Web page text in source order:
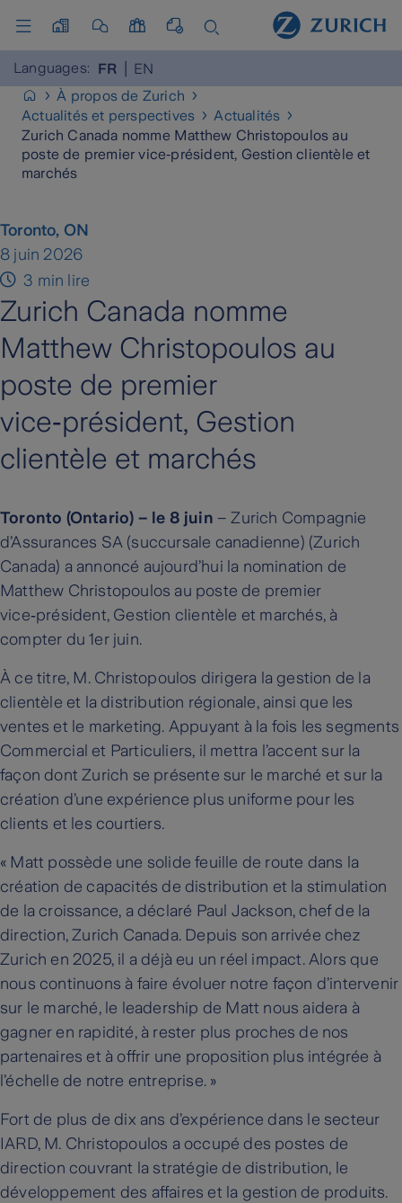
Languages: FR
EN
À propos de Zurich
Actualités et perspectives
Actualités
Zurich Canada nomme Matthew Christopoulos au
poste de premier vice‑président, Gestion clientèle et
marchés
Toronto, ON
8 juin 2026
3 min lire
Zurich Canada nomme
Matthew Christopoulos au
poste de premier
vice‑président, Gestion
clientèle et marchés
Toronto (Ontario) – le 8 juin – Zurich Compagnie
d’Assurances SA (succursale canadienne) (Zurich
Canada) a annoncé aujourd’hui la nomination de
Matthew Christopoulos au poste de premier
vice‑président, Gestion clientèle et marchés, à
compter du 1er juin.
À ce titre, M. Christopoulos dirigera la gestion de la
clientèle et la distribution régionale, ainsi que les
ventes et le marketing. Appuyant à la fois les segments
Commercial et Particuliers, il mettra l’accent sur la
façon dont Zurich se présente sur le marché et sur la
création d’une expérience plus uniforme pour les
clients et les courtiers.
« Matt possède une solide feuille de route dans la
création de capacités de distribution et la stimulation
de la croissance, a déclaré Paul Jackson, chef de la
direction, Zurich Canada. Depuis son arrivée chez
Zurich en 2025, il a déjà eu un réel impact. Alors que
nous continuons à faire évoluer notre façon d’intervenir
sur le marché, le leadership de Matt nous aidera à
gagner en rapidité, à rester plus proches de nos
partenaires et à offrir une proposition plus intégrée à
l’échelle de notre entreprise. »
Fort de plus de dix ans d’expérience dans le secteur
IARD, M. Christopoulos a occupé des postes de
direction couvrant la stratégie de distribution, le
développement des affaires et la gestion de produits.